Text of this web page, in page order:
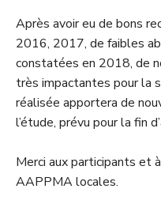
Après avoir eu de bons
2016, 2017, de faibles
constatées en 2018, de
très impactantes pour la
réalisée apportera de
l’étude, prévu pour la fin
Merci aux participants et
AAPPMA locales.